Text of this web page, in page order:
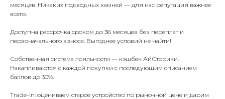
месяцев. Никаких подводных камней — для нас репутация важнее
всего.
Доступна рассрочка сроком до 36 месяцев без переплат и
первоначального взноса. Выгоднее условий не найти!
Собственная система лояльности — кэшбек АйСторики.
Накапливаются с каждой покупки с последующим списанием
баллов до 30%.
Trade-in: оцениваем старое устройство по рыночной цене и дарим